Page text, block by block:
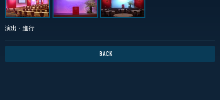
演出・進行